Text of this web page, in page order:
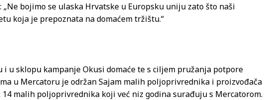
bojimo se ulaska Hrvatske u Europsku uniju zato što naši
koja je prepoznata na domaćem tržištu.“
u sklopu kampanje Okusi domaće te s ciljem pružanja potpore
u Mercatoru je održan Sajam malih poljoprivrednika i proizvođača
malih poljoprivrednika koji već niz godina surađuju s Mercatorom.